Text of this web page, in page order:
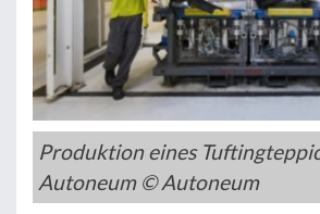
Produktion eines
Autoneum © Autoneum